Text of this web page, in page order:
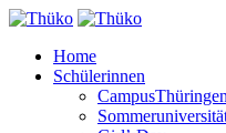
Home
Schülerinnen